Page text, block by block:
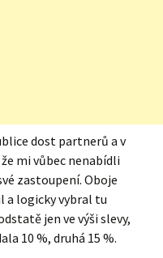
dost partnerů a v
mi vůbec nenabídli
zastoupení. Oboje
a logicky vybral tu
jen ve výši slevy,
10 %, druhá 15 %.